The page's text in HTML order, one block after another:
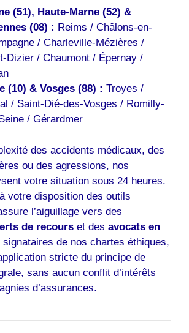
(51), Haute-Marne (52) &
(08) : Reims / Châlons-en-
/ Charleville-Mézières /
Dizier / Chaumont / Épernay /
(10) & Vosges (88) : Troyes /
/ Saint-Dié-des-Vosges / Romilly-
/ Gérardmer
des accidents médicaux, des
ou des agressions, nos
votre situation sous 24 heures.
votre disposition des outils
l’aiguillage vers des
de recours et des avocats en
signataires de nos chartes éthiques,
stricte du principe de
sans aucun conflit d’intérêts
d’assurances.